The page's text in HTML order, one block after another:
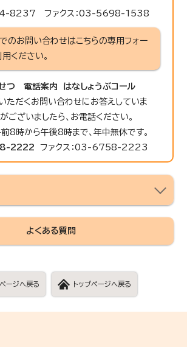
8237 ファクス：03-5698-1538
のお問い合わせはこちらの専用フォー
ください。
つ 電話案内 はなしょうぶコール
ただくお問い合わせにお答えしていま
ございましたら、お電話ください。
8時から午後8時まで、年中無休です。
2222 ファクス：03-6758-2223
よくある質問
ージへ戻る トップページへ戻る